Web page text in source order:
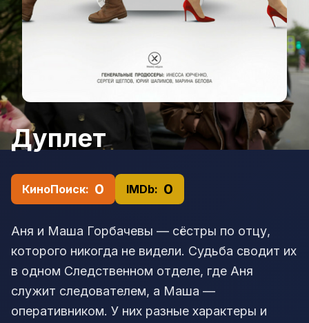
Дуплет
КиноПоиск: 0 IMDb: 0
Аня и Маша Горбачевы — сёстры по отцу,
которого никогда не видели. Судьба сводит их
в одном Следственном отделе, где Аня
служит следователем, а Маша —
оперативником. У них разные характеры и